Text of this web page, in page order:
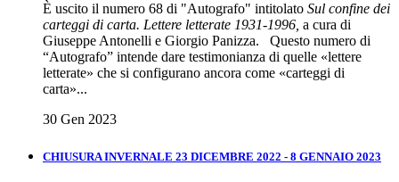
È uscito il numero 68 di "Autografo" intitolato Sul confine dei
carteggi di carta. Lettere letterate 1931-1996, a cura di
Giuseppe Antonelli e Giorgio Panizza. Questo numero di
“Autografo” intende dare testimonianza di quelle «lettere
letterate» che si configurano ancora come «carteggi di
carta»...
30 Gen 2023
CHIUSURA INVERNALE 23 DICEMBRE 2022 - 8 GENNAIO 2023